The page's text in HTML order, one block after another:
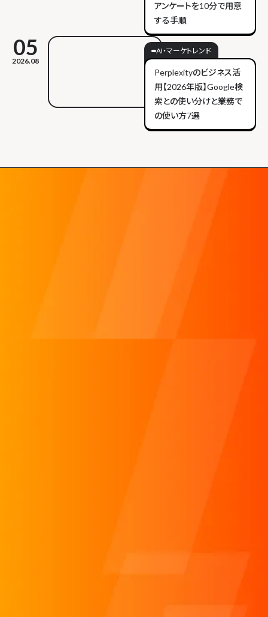
アンケートを10分で用意
する手順
05
2026.08
AI・マーケトレンド
Perplexityのビジネス活
用【2026年版】Google検
索との使い分けと業務で
の使い方7選